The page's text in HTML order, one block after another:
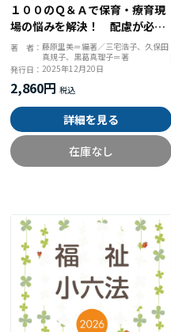
１００のＱ＆Ａで保育・療育現
場の悩みを解決！ 配慮が必要
な子どもの発達支援百科
著 者：藤原里美＝編著／三宅浩子、久保田
真規子、黒葛真理子＝著
発行日：2025年12月20日
2,860円
詳細を見る
在庫なし